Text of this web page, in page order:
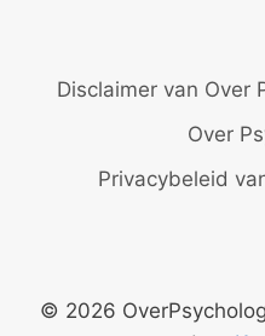
Disclaimer van Over
Over
Privacybeleid
© 2026